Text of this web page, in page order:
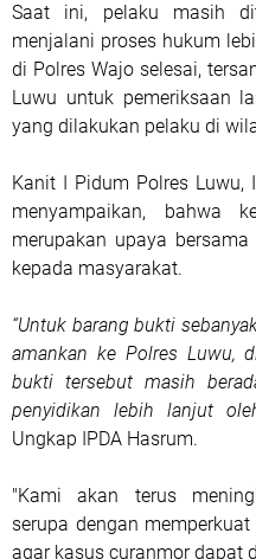
Saat ini, pelaku masih
menjalani proses hukum
di Polres Wajo selesai,
Luwu untuk pemeriksaan
yang dilakukan pelaku di
Kanit I Pidum Polres Luwu,
menyampaikan, bahwa
merupakan upaya
kepada masyarakat.
“Untuk barang bukti
amankan ke Polres Luwu,
bukti tersebut masih
penyidikan lebih lanjut
Ungkap IPDA Hasrum.
"Kami akan terus
serupa dengan
agar kasus curanmor dapat